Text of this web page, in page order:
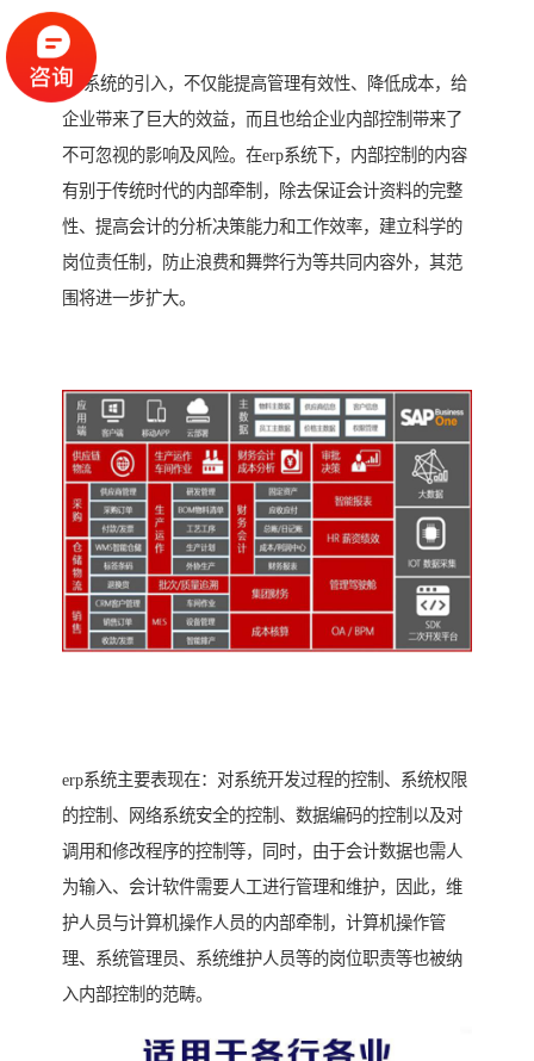
erp系统的引入，不仅能提高管理有效性、降低成本，给
企业带来了巨大的效益，而且也给企业内部控制带来了
不可忽视的影响及风险。在erp系统下，内部控制的内容
有别于传统时代的内部牵制，除去保证会计资料的完整
性、提高会计的分析决策能力和工作效率，建立科学的
岗位责任制，防止浪费和舞弊行为等共同内容外，其范
围将进一步扩大。
erp系统主要表现在：对系统开发过程的控制、系统权限
的控制、网络系统安全的控制、数据编码的控制以及对
调用和修改程序的控制等，同时，由于会计数据也需人
为输入、会计软件需要人工进行管理和维护，因此，维
护人员与计算机操作人员的内部牵制，计算机操作管
理、系统管理员、系统维护人员等的岗位职责等也被纳
入内部控制的范畴。